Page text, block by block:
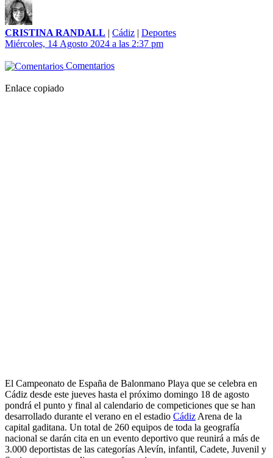
CRISTINA RANDALL | Cádiz | Deportes
Miércoles, 14 Agosto 2024 a las 2:37 pm
Comentarios
Enlace copiado
El Campeonato de España de Balonmano Playa que se celebra en
Cádiz desde este jueves hasta el próximo domingo 18 de agosto
pondrá el punto y final al calendario de competiciones que se han
desarrollado durante el verano en el estadio Cádiz Arena de la
capital gaditana. Un total de 260 equipos de toda la geografía
nacional se darán cita en un evento deportivo que reunirá a más de
3.000 deportistas de las categorías Alevín, infantil, Cadete, Juvenil y